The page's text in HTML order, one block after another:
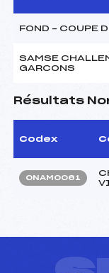
FOND – COUPE
SAMSE
GARCONS
Résultats
Codex
ONAM0061